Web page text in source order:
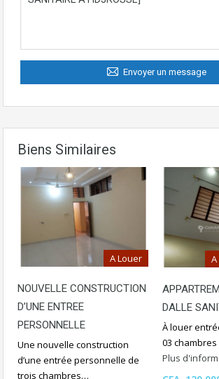
Envoyer un message
Biens Similaires
A Louer
NOUVELLE CONSTRUCTION
D’UNE ENTREE
PERSONNELLE
Une nouvelle construction
d’une entrée personnelle de
trois chambres…
DALLE
À louer
03
Plus